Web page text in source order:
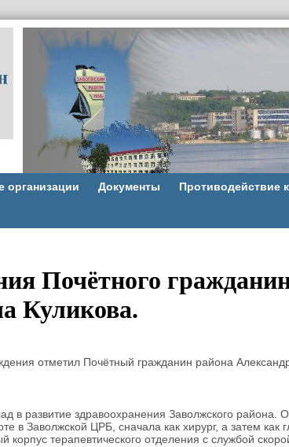
организации Документы Противодействие
Почётного
Куликова.
отметил Почётный гражданин района
в развитие здравоохранения Заволжского района.
в Заволжской ЦРБ, сначала как хирург, а затем
корпус терапевтического отделения с службой